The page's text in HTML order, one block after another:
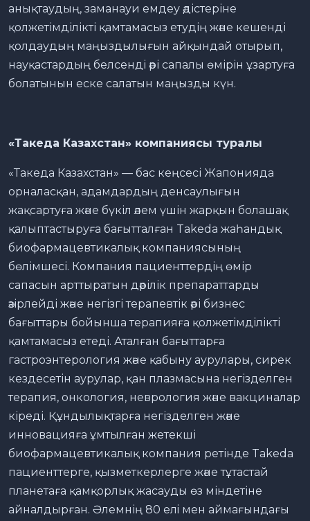
анықтаудың, заманауи емдеу әдістеріне
қолжетімділікті қамтамасыз етудің және кешенді
қолдаудың маңыздылығын айқындай отырып,
науқастардың белсенді әрі сапалы өмірін ұзартуға
болатынын еске салатын маңызды күн.
«Такеда Казахстан» компаниясы туралы
«Такеда Казахстан» — бас кеңсесі Жапонияда
орналасқан, адамдардың денсаулығын
жақсартуға және бүкіл әлем үшін жарқын болашақ
қалыптастыруға бағытталған Takeda жаһандық
биофармацевтикалық компаниясының
бөлімшесі. Компания пациенттердің өмір
сапасын арттыратын дәрілік препараттарды
әзірлейді және негізгі терапевтік әрі бизнес
бағыттары бойынша терапияға қолжетімділікті
қамтамасыз етеді. Аталған бағыттарға
гастроэнтерология және қабыну аурулары, сирек
кездесетін аурулар, қан плазмасына негізделген
терапия, онкология, неврология және вакциналар
кіреді. Құндылықтарға негізделген және
инновацияға ұмтылған жетекші
биофармацевтикалық компания ретінде Takeda
пациенттерге, қызметкерлерге және тұтастай
планетаға қамқорлық жасауды өз міндетіне
айналдырған. Әлемнің 80 елi мен аймағындағы